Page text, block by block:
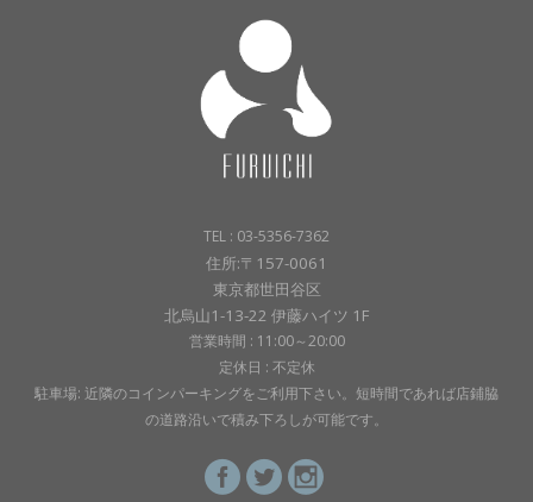
TEL : 03-5356-7362
住所:〒157-0061
東京都世田谷区
北烏山1-13-22 伊藤ハイツ 1F
営業時間 : 11:00～20:00
定休日 : 不定休
駐車場: 近隣のコインパーキングをご利用下さい。短時間であれば店鋪脇
の道路沿いで積み下ろしが可能です。